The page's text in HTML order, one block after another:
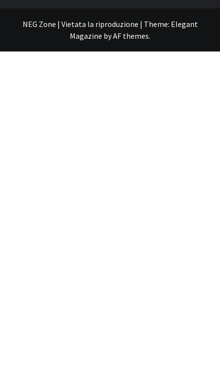
NEG Zone | Vietata la riproduzione | Theme: Elegant
Magazine byAF themes.